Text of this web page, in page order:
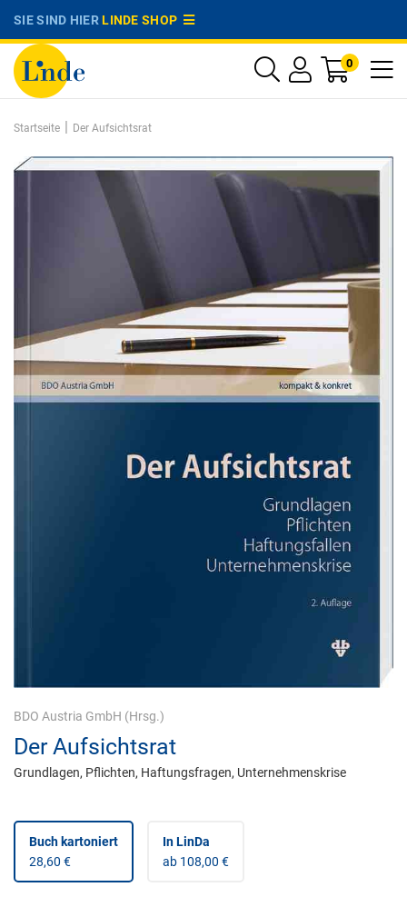
SIE SIND HIERLINDE SHOP
0
Startseite | Der Aufsichtsrat
BDO Austria GmbH (Hrsg.)
Der Aufsichtsrat
Grundlagen, Pflichten, Haftungsfragen, Unternehmenskrise
Buch kartoniert
28,60 €
In LinDa
ab 108,00 €